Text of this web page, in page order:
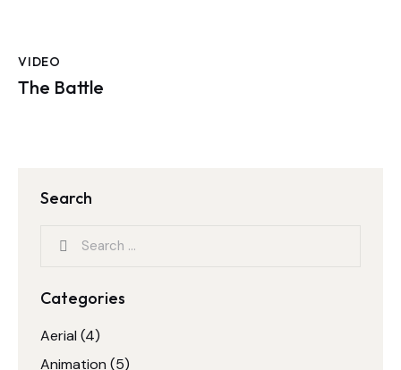
VIDEO
The Battle
Search
Categories
Aerial (4)
Animation (5)